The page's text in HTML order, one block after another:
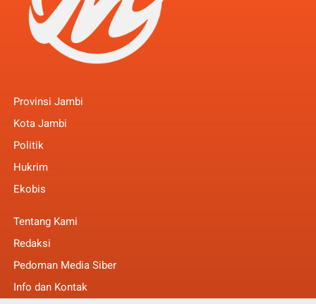
Provinsi Jambi
Kota Jambi
Politik
Hukrim
Ekobis
Tentang Kami
Redaksi
Pedoman Media Siber
Info dan Kontak